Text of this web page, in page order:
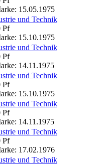
15.05.1975
und Technik
Pf
15.10.1975
und Technik
Pf
14.11.1975
und Technik
Pf
15.10.1975
und Technik
Pf
14.11.1975
und Technik
Pf
17.02.1976
und Technik